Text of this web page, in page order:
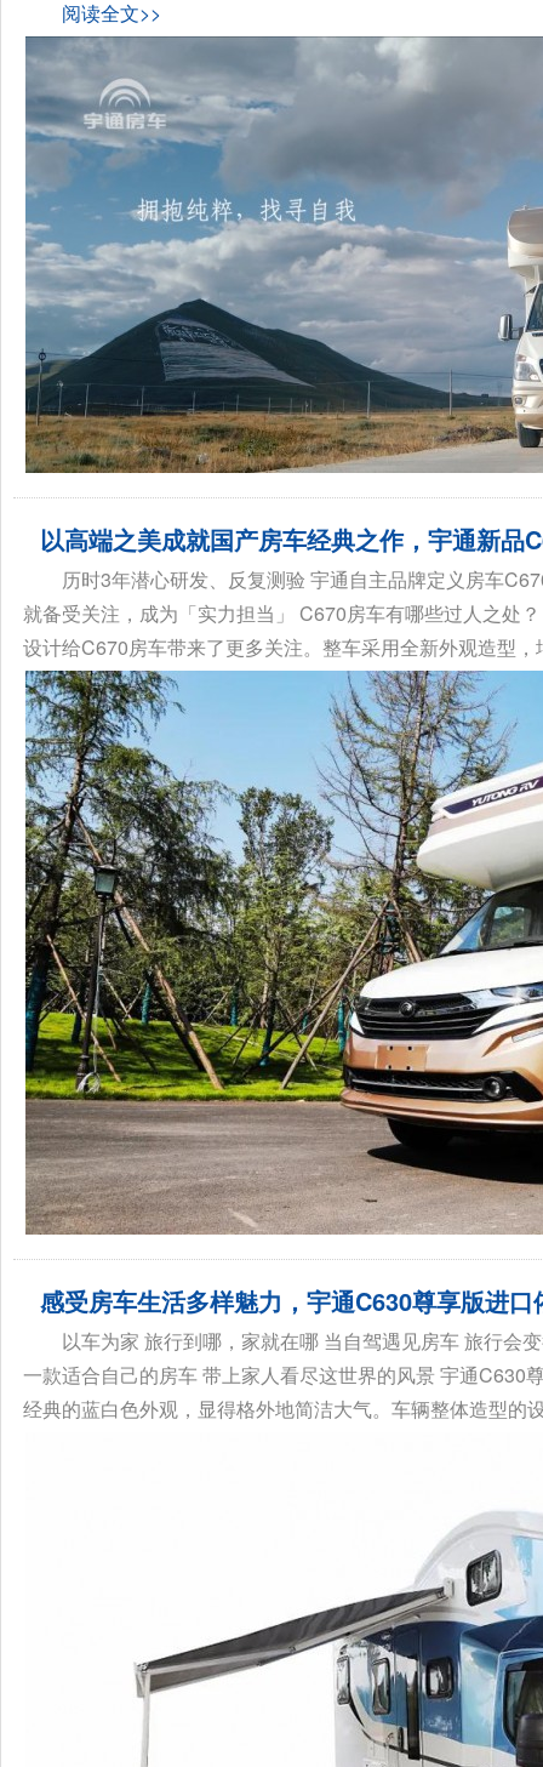
阅读全文>>
以高端之美成就国产房车经典之作，宇通新品
历时3年潜心研发、反复测验 宇通自主品牌定义房车
就备受关注，成为「实力担当」 C670房车有哪些过人之处
设计给C670房车带来了更多关注。整车采用全新外观造型
感受房车生活多样魅力，宇通C630尊享版进
以车为家 旅行到哪，家就在哪 当自驾遇见房车 旅行会
一款适合自己的房车 带上家人看尽这世界的风景 宇通C630
经典的蓝白色外观，显得格外地简洁大气。车辆整体造型的